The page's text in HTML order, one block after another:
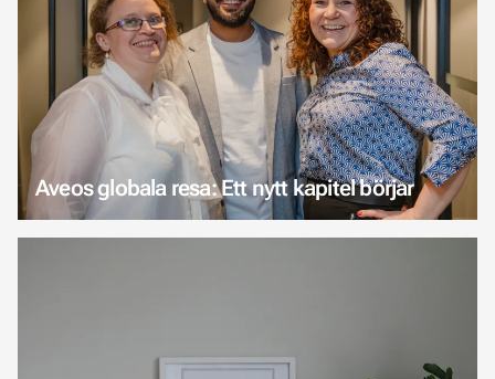
Aveos globala resa: Ett nytt kapitel börjar